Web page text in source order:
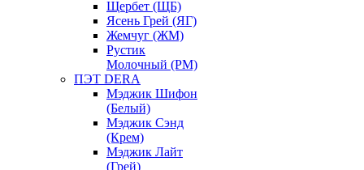
Щербет (ЩБ)
Ясень Грей (ЯГ)
Жемчуг (ЖМ)
Рустик
Молочный (РМ)
ПЭТ DERA
Мэджик Шифон
(Белый)
Мэджик Сэнд
(Крем)
Мэджик Лайт
(Грей)